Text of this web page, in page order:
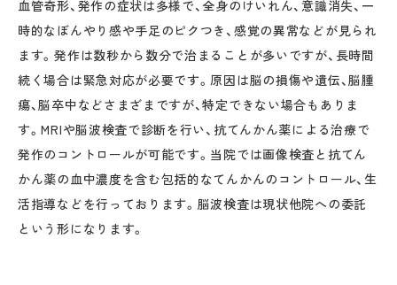
血管奇形、発作の症状は多様で、全身のけいれん、意識消失、一
時的なぼんやり感や手足のピクつき、感覚の異常などが見られ
ます。発作は数秒から数分で治まることが多いですが、長時間
続く場合は緊急対応が必要です。原因は脳の損傷や遺伝、脳腫
瘍、脳卒中などさまざまですが、特定できない場合もありま
す。MRIや脳波検査で診断を行い、抗てんかん薬による治療で
発作のコントロールが可能です。当院では画像検査と抗てん
かん薬の血中濃度を含む包括的なてんかんのコントロール、生
活指導などを行っております。脳波検査は現状他院への委託
という形になります。